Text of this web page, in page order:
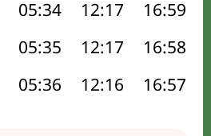
05:34 12:17 16:59
05:35 12:17 16:58
05:36 12:16 16:57